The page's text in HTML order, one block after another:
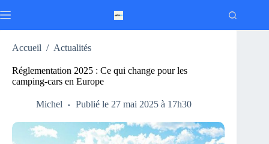
au
Accueil / Actualités
Réglementation 2025 : Ce qui change pour les
camping-cars en Europe
Michel Publié le 27 mai 2025 à 17h30